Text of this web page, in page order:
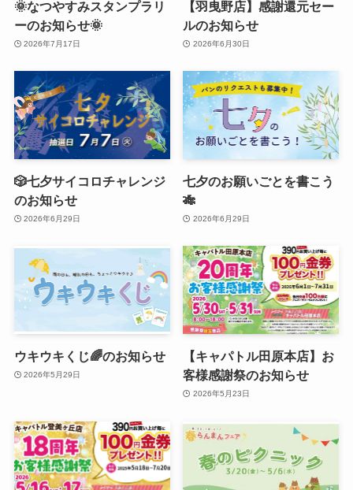
🌞なつやすみスタンプラリ
ーのお知らせ🌞
2026年7月17日
【羽曳野店】感謝還元セー
ルのお知らせ
2026年6月30日
🎲七夕サイコロチャレンジ
のお知らせ
2026年6月29日
七夕のお願いごとを書こう
🎋
2026年6月29日
ウキウキくじ🌈のお知らせ
2026年5月29日
【キャパトル田原本店】お
客様感謝祭のお知らせ
2026年5月23日